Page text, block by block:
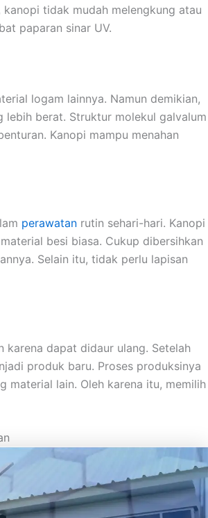
tidak mudah melengkung atau
paparan sinar UV.
logam lainnya. Namun demikian,
lebih berat. Struktur molekul galvalum
Kanopi mampu menahan
perawatan rutin sehari-hari. Kanopi
besi biasa. Cukup dibersihkan
Selain itu, tidak perlu lapisan
karena dapat didaur ulang. Setelah
produk baru. Proses produksinya
material lain. Oleh karena itu, memilih